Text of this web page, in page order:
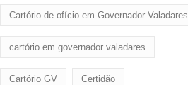
Cartório de ofício em Governador Valadares
cartório em governador valadares
Cartório GV Certidão